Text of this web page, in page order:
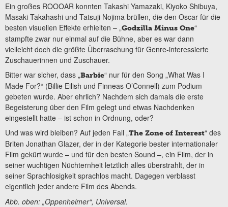
Ein großes ROOOAR konnten Takashi Yamazaki, Kiyoko Shibuya,
Masaki Takahashi und Tatsuji Nojima brüllen, die den Oscar für die
besten visuellen Effekte erhielten – „Godzilla Minus One“
stampfte zwar nur einmal auf die Bühne, aber es war dann
vielleicht doch die größte Überraschung für Genre-interessierte
Zuschauerinnen und Zuschauer.
Bitter war sicher, dass „Barbie“ nur für den Song „What Was I
Made For?“ (Billie Eilish und Finneas O’Connell) zum Podium
gebeten wurde. Aber ehrlich? Nachdem sich damals die erste
Begeisterung über den Film gelegt und etwas Nachdenken
eingestellt hatte – ist schon in Ordnung, oder?
Und was wird bleiben? Auf jeden Fall „The Zone of Interest“ des
Briten Jonathan Glazer, der in der Kategorie bester internationaler
Film gekürt wurde – und für den besten Sound –, ein Film, der in
seiner wuchtigen Nüchternheit letztlich alles überstrahlt, der in
seiner Sprachlosigkeit sprachlos macht. Dagegen verblasst
eigentlich jeder andere Film des Abends.
Abb. oben: „Oppenheimer“, Universal.